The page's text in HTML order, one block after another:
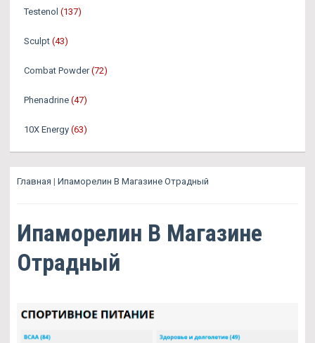
Testenol (137)
Sculpt (43)
Combat Powder (72)
Phenadrine (47)
10X Energy (63)
Главная | Ипаморелин В Магазине Отрадный
Ипаморелин В Магазине
Отрадный